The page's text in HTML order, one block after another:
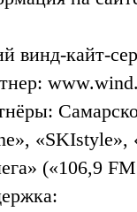
винд-кайт-
:
(«106,9